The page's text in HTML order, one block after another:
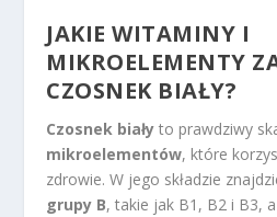
JAKIE WITAMINY I
MIKROELEMENTY
CZOSNEK BIAŁY?
Czosnek biały to prawdziwy
mikroelementów, które
zdrowie. W jego składzie
grupy B, takie jak B1, B2 i B3,